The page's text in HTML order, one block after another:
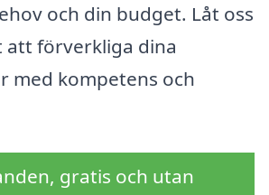
och din budget. Låt oss
att förverkliga dina
med kompetens och
gratis och utan